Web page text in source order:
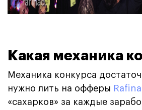
Какая механика
Механика конкурса
нужно лить на офферы
«сахарков» за каждые